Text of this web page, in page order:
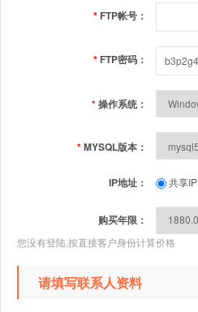
* FTP帐号：
* FTP密码：
*操作系统：
*MYSQL版本：
IP地址： 共享IP
购买年限：
您没有登陆,按直接客户身份计算价格
请填写联系人资料